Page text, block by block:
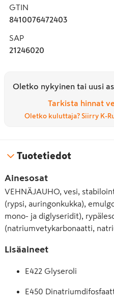
GTIN
8410076472403
SAP
21246020
Oletko nykyinen tai uusi
Tarkista hinnat
Oletko kuluttaja? Siirry K-
Tuotetiedot
Ainesosat
VEHNÄJAUHO, vesi,
(rypsi, auringonkukka),
mono- ja diglyseridit),
(natriumvetykarbonaatti,
Lisäaineet
E422 Glyseroli
E450